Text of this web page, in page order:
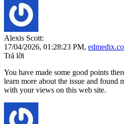
Alexis Scott:
17/04/2026, 01:28:23 PM,
Trả lời
You have made some good points
learn more about the issue and
with your views on this web site.